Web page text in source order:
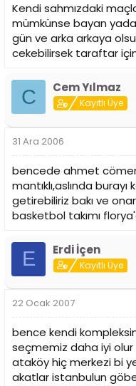
Kendi sahmızdaki
mümkünse bayan yada
gün ve arka arkaya
cekebilirsek taraftar
C Cem Yılmaz
Kayıtlı Üye
31 Ara 2006
bencede ahmet
mantıklı,aslında
getirebiliriz bakı ve
basketbol takımı
E Erdi İçen
Kayıtlı Üye
22 Ocak 2007
bence kendi
seçmemiz daha iyi olur
ataköy hiç merkezi bi
akatlar istanbulun